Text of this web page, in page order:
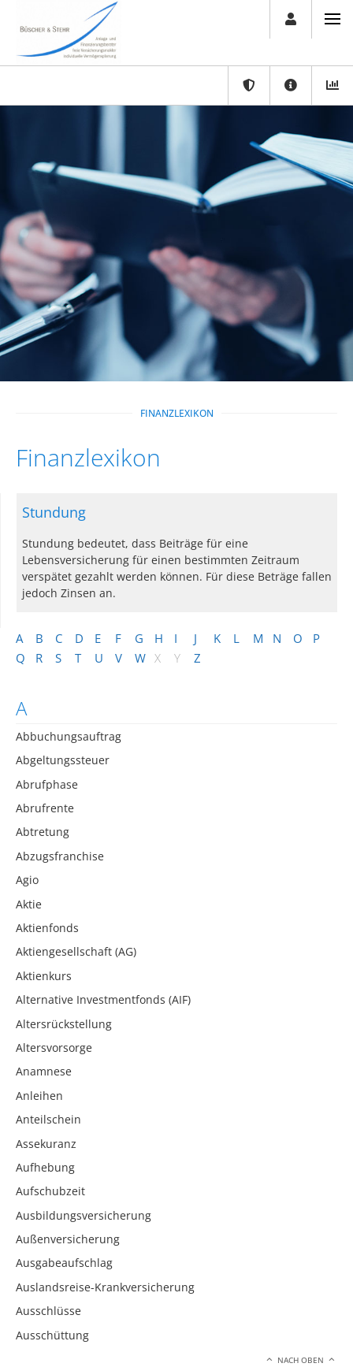
FINANZLEXIKON
Finanzlexikon
A B C D E F G H I J K L M N O
P
Q
R S T U V W X Y Z
A
Abbuchungsauftrag
Abgeltungssteuer
Abrufphase
Abrufrente
Abtretung
Abzugsfranchise
Agio
Aktie
Aktienfonds
Aktiengesellschaft (AG)
Aktienkurs
Alternative Investmentfonds (AIF)
Altersrückstellung
Altersvorsorge
Anamnese
Anleihen
Anteilschein
Assekuranz
Aufhebung
Aufschubzeit
Ausbildungsversicherung
Außenversicherung
Ausgabeaufschlag
Auslandsreise-Krankversicherung
Ausschlüsse
Ausschüttung
NACH OBEN
Stundung
Stundung bedeutet, dass Beiträge für eine
Lebensversicherung für einen bestimmten Zeitraum
verspätet gezahlt werden können. Für diese Beträge fallen
jedoch Zinsen an.